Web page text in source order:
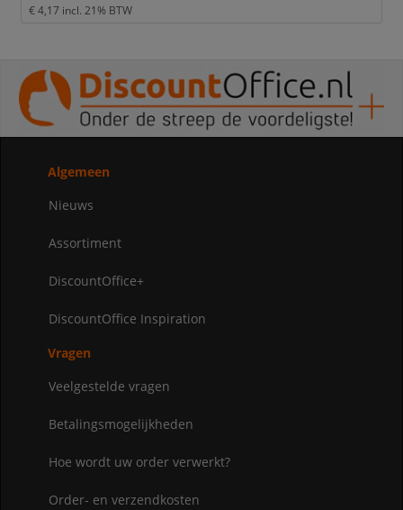
€ 4,17 incl. 21% BTW
Algemeen
Nieuws
Assortiment
DiscountOffice+
DiscountOffice Inspiration
Vragen
Veelgestelde vragen
Betalingsmogelijkheden
Hoe wordt uw order verwerkt?
Order- en verzendkosten